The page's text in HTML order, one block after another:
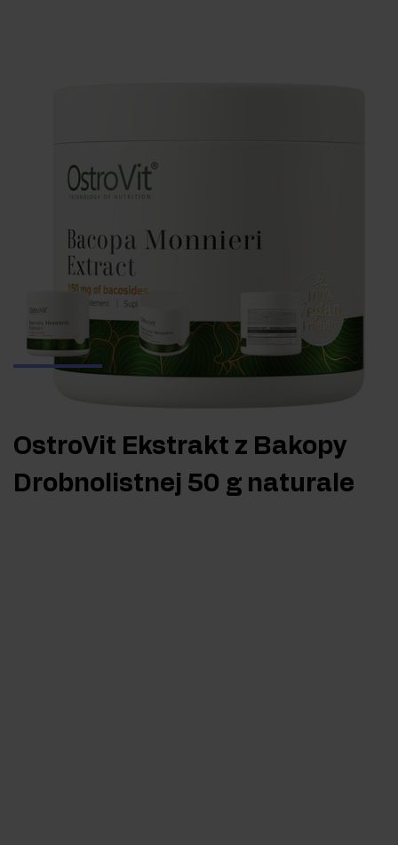
OstroVit Ekstrakt z Bakopy
Drobnolistnej 50 g naturale